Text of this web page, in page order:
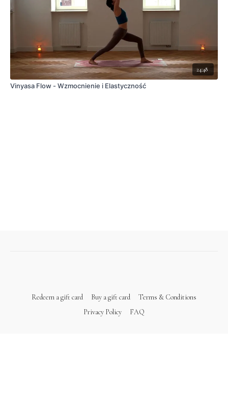
24:48
Vinyasa Flow - Wzmocnienie i Elastyczność
Redeem a gift card Buy a gift card
Terms & Conditions
Privacy Policy
FAQ